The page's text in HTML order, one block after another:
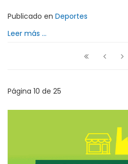
Publicado en Deportes
Leer más ...
Página 10 de 25